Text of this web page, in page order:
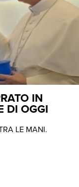
IN
DI OGGI
LE MANI.